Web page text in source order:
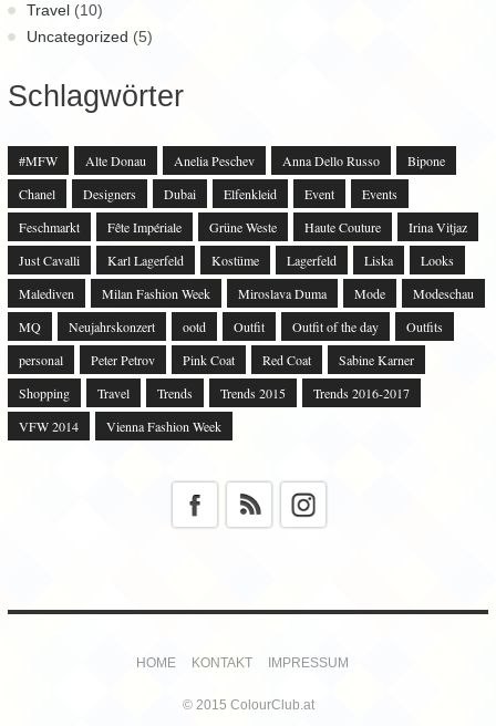
Travel (10)
Uncategorized (5)
Schlagwörter
#MFW Alte Donau Anelia Peschev Anna Dello Russo
Bipone
Chanel
Designers Dubai Elfenkleid Event
Events
Feschmarkt
Fête Impériale Grüne Weste Haute Couture
Irina Vitjaz
Just Cavalli
Karl Lagerfeld Kostüme Lagerfeld Liska
Looks
Malediven
Milan Fashion Week Miroslava Duma Mode
Modeschau
MQ
Neujahrskonzert ootd Outfit Outfit of the day
Outfits
personal
Peter Petrov Pink Coat Red Coat
Sabine Karner
Shopping
Travel Trends Trends 2015
Trends 2016-2017
VFW 2014
Vienna Fashion Week
HOME KONTAKT IMPRESSUM
© 2015 ColourClub.at